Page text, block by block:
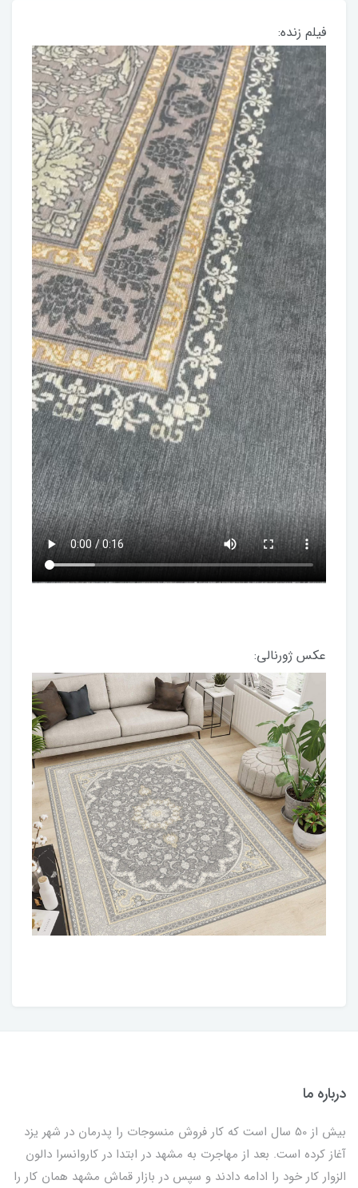
فیلم زنده:
عکس ژورنالی:
درباره ما
بیش از 50 سال است که کار فروش منسوجات را پدرمان در شهر یزد
آغاز کرده است. بعد از مهاجرت به مشهد در ابتدا در کاروانسرا دالون
الزوار کار خود را ادامه دادند و سپس در بازار قماش مشهد همان کار را